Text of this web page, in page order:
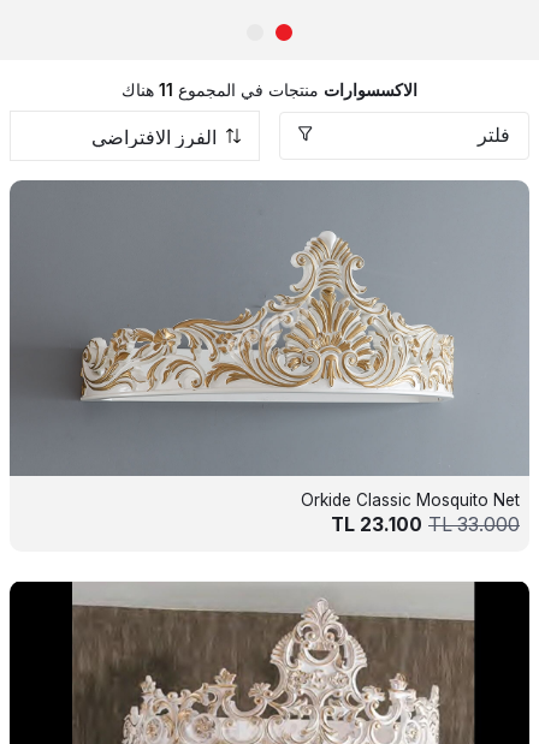
فلتر
الاكسسوارات منتجات في المجموع 11 هناك
Orkide Classic Mosquito Net
33.000
TL
23.100